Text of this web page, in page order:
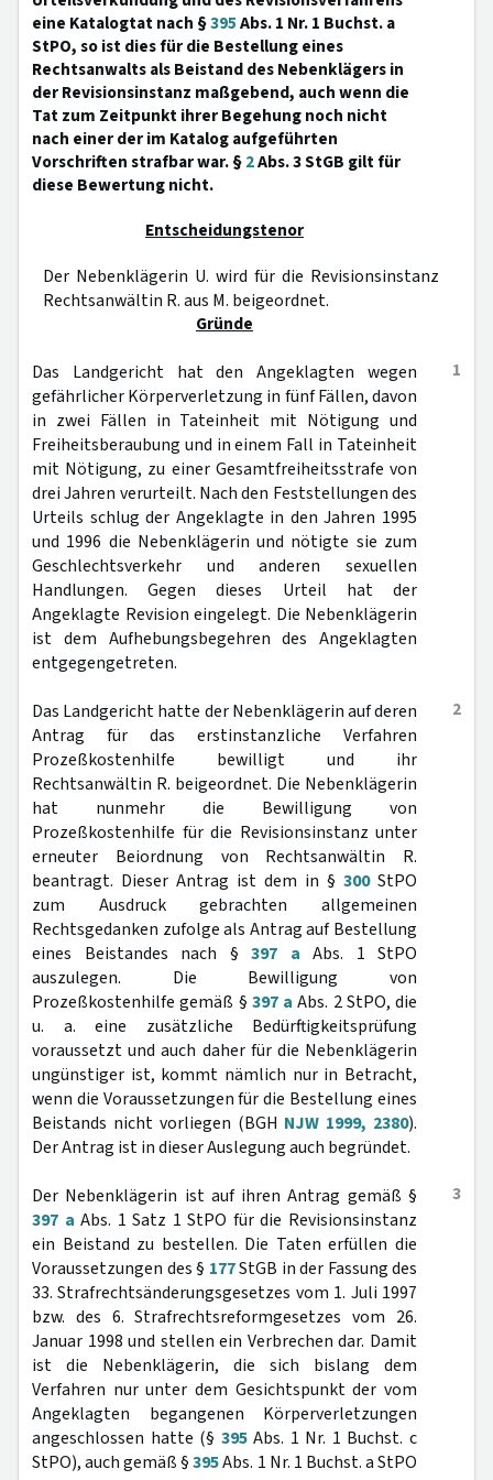
eine Katalogtat nach §395Abs. 1 Nr. 1 Buchst. a
StPO, so ist dies für die Bestellung eines
Rechtsanwalts als Beistand des Nebenklägers in
der Revisionsinstanz maßgebend, auch wenn die
Tat zum Zeitpunkt ihrer Begehung noch nicht
nach einer der im Katalog aufgeführten
Vorschriften strafbar war. §2Abs. 3 StGB gilt für
diese Bewertung nicht.
Entscheidungstenor
Der Nebenklägerin U. wird für die Revisionsinstanz
Rechtsanwältin R. aus M. beigeordnet.
Gründe
1
Das Landgericht hat den Angeklagten wegen
gefährlicher Körperverletzung in fünf Fällen, davon
in zwei Fällen in Tateinheit mit Nötigung und
Freiheitsberaubung und in einem Fall in Tateinheit
mit Nötigung, zu einer Gesamtfreiheitsstrafe von
drei Jahren verurteilt. Nach den Feststellungen des
Urteils schlug der Angeklagte in den Jahren 1995
und 1996 die Nebenklägerin und nötigte sie zum
Geschlechtsverkehr und anderen sexuellen
Handlungen. Gegen dieses Urteil hat der
Angeklagte Revision eingelegt. Die Nebenklägerin
ist dem Aufhebungsbegehren des Angeklagten
entgegengetreten.
2
Das Landgericht hatte der Nebenklägerin auf deren
Antrag für das erstinstanzliche Verfahren
Prozeßkostenhilfe bewilligt und ihr
Rechtsanwältin R. beigeordnet. Die Nebenklägerin
hat nunmehr die Bewilligung von
Prozeßkostenhilfe für die Revisionsinstanz unter
erneuter Beiordnung von Rechtsanwältin R.
beantragt. Dieser Antrag ist dem in § 300StPO
zum Ausdruck gebrachten allgemeinen
Rechtsgedanken zufolge als Antrag auf Bestellung
eines Beistandes nach § 397 a Abs. 1 StPO
auszulegen. Die Bewilligung von
Prozeßkostenhilfe gemäß § 397 a Abs. 2 StPO, die
u. a. eine zusätzliche Bedürftigkeitsprüfung
voraussetzt und auch daher für die Nebenklägerin
ungünstiger ist, kommt nämlich nur in Betracht,
wenn die Voraussetzungen für die Bestellung eines
Beistands nicht vorliegen (BGH NJW 1999, 2380).
Der Antrag ist in dieser Auslegung auch begründet.
3
Der Nebenklägerin ist auf ihren Antrag gemäß §
397 a Abs. 1 Satz 1 StPO für die Revisionsinstanz
ein Beistand zu bestellen. Die Taten erfüllen die
Voraussetzungen des § 177StGB in der Fassung des
33. Strafrechtsänderungsgesetzes vom 1. Juli 1997
bzw. des 6. Strafrechtsreformgesetzes vom 26.
Januar 1998 und stellen ein Verbrechen dar. Damit
ist die Nebenklägerin, die sich bislang dem
Verfahren nur unter dem Gesichtspunkt der vom
Angeklagten begangenen Körperverletzungen
angeschlossen hatte (§ 395Abs. 1 Nr. 1 Buchst. c
StPO), auch gemäß §395Abs. 1 Nr. 1 Buchst. a StPO